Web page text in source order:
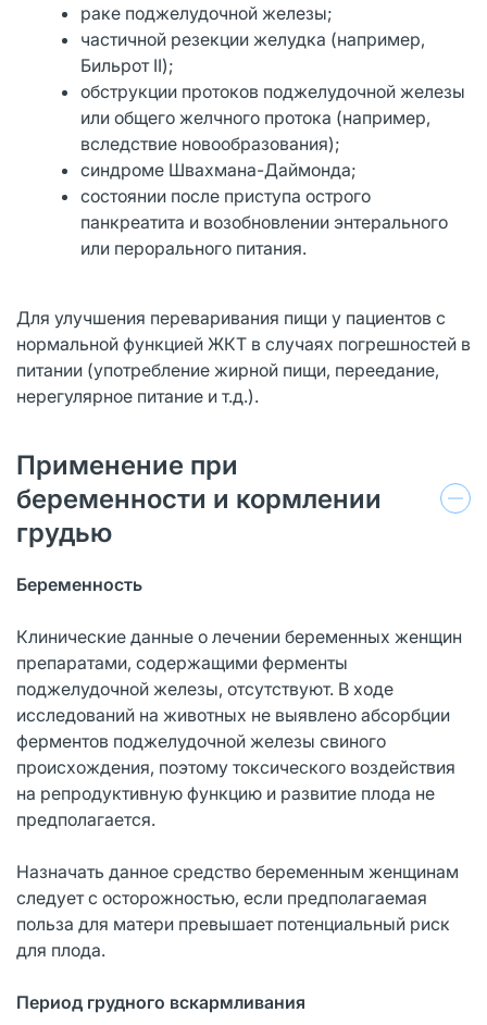
раке поджелудочной железы;
частичной резекции желудка (например,
Бильрот II);
обструкции протоков поджелудочной железы
или общего желчного протока (например,
вследствие новообразования);
синдроме Швахмана-Даймонда;
состоянии после приступа острого
панкреатита и возобновлении энтерального
или перорального питания.
Для улучшения переваривания пищи у пациентов с
нормальной функцией ЖКТ в случаях погрешностей в
питании (употребление жирной пищи, переедание,
нерегулярное питание и т.д.).
Применение при
беременности и кормлении
грудью
Беременность
Клинические данные о лечении беременных женщин
препаратами, содержащими ферменты
поджелудочной железы, отсутствуют. В ходе
исследований на животных не выявлено абсорбции
ферментов поджелудочной железы свиного
происхождения, поэтому токсического воздействия
на репродуктивную функцию и развитие плода не
предполагается.
Назначать данное средство беременным женщинам
следует с осторожностью, если предполагаемая
польза для матери превышает потенциальный риск
для плода.
Период грудного вскармливания